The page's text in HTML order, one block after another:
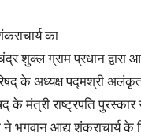
का
शुक्ल ग्राम प्रधान द्वारा
के अध्यक्ष पद्मश्री
के मंत्री राष्ट्रपति
ने भगवान आद्य